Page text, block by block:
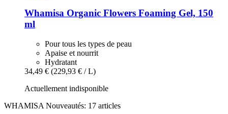
Whamisa Organic Flowers Foaming Gel, 150
ml
Pour tous les types de peau
Apaise et nourrit
Hydratant
34,49 € (229,93 € / L)
Actuellement indisponible
WHAMISA Nouveautés: 17 articles